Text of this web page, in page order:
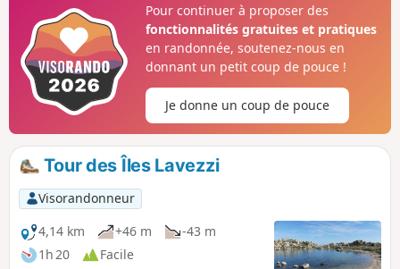
entretenu. Même si le balisage est quasi inexistant
(uniquement de petits cairns), il est difficile de se tromper
en dehors des points de bifurcation.
Pour continuer à proposer des
fonctionnalités gratuites et pratiques
en randonnée, soutenez-nous en
donnant un petit coup de pouce !
Je donne un coup de pouce
Tour des Îles Lavezzi
Visorandonneur
4,14 km
+46 m
-43 m
1h 20
Facile